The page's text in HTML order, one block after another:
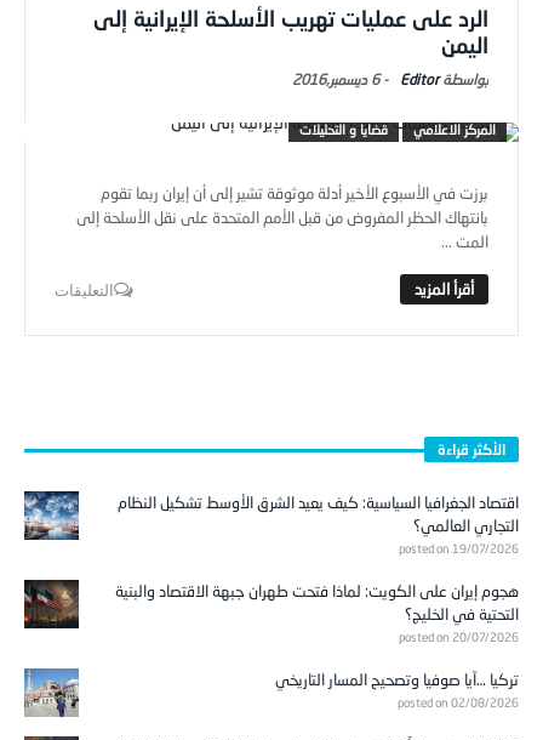
الرد على عمليات تهريب الأسلحة الإيرانية إلى
اليمن
Editor
-6 ديسمبر,2016
المركز الاعلامي قضايا و التحليلات
برزت في الأسبوع الأخير أدلة موثوقة تشير إلى أن إيران ربما تقوم
بانتهاك الحظر المفروض من قبل الأمم المتحدة على نقل الأسلحة إلى
المت ...
التعليقات
الأكثر قراءة
اقتصاد الجغرافيا السياسية: كيف يعيد الشرق الأوسط تشكيل النظام
التجاري العالمي؟
posted on 19/07/2026
هجوم إيران على الكويت: لماذا فتحت طهران جبهة الاقتصاد والبنية
التحتية في الخليج؟
posted on 20/07/2026
تركيا …آيا صوفيا وتصحيح المسار التاريخي
posted on 02/08/2026